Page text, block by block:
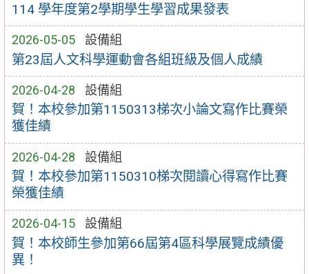
114 學年度第2學期學生學習成果發表
2026-05-05 設備組
第23屆人文科學運動會各組班級及個人成績
2026-04-28 設備組
賀！本校參加第1150313梯次小論文寫作比賽榮
獲佳績
2026-04-28 設備組
賀！本校參加第1150310梯次閱讀心得寫作比賽
榮獲佳績
2026-04-15 設備組
賀！本校師生參加第66屆第4區科學展覽成績優
異！